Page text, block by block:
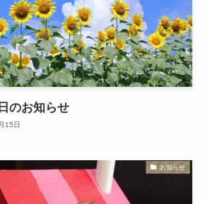
のお知らせ
15日
お知らせ